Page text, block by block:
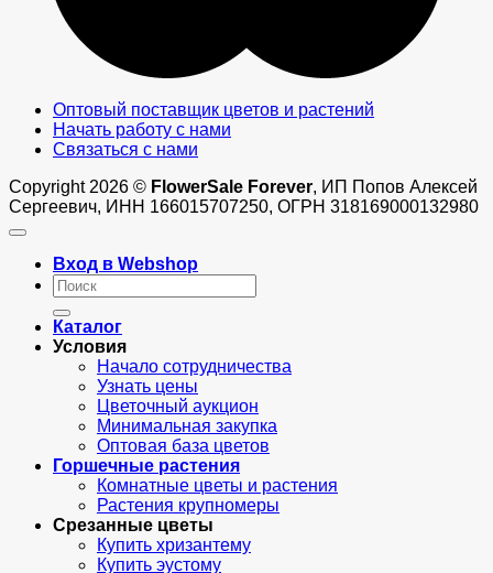
Оптовый поставщик цветов и растений
Начать работу с нами
Связаться с нами
Copyright 2026 © FlowerSale Forever, ИП Попов Алексей
Сергеевич, ИНН 166015707250, ОГРН 318169000132980
Вход в Webshop
Искать:
Каталог
Условия
Начало сотрудничества
Узнать цены
Цветочный аукцион
Минимальная закупка
Оптовая база цветов
Горшечные растения
Комнатные цветы и растения
Растения крупномеры
Срезанные цветы
Купить хризантему
Купить эустому